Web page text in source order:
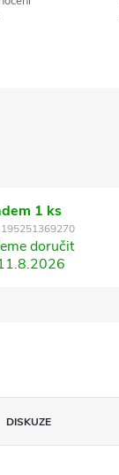
1 ks
195251369270
doručit
DISKUZE